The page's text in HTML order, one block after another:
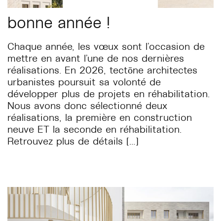
bonne année !
Chaque année, les vœux sont l’occasion de
mettre en avant l’une de nos dernières
réalisations. En 2026, tectōne architectes
urbanistes poursuit sa volonté de
développer plus de projets en réhabilitation.
Nous avons donc sélectionné deux
réalisations, la première en construction
neuve ET la seconde en réhabilitation.
Retrouvez plus de détails […]